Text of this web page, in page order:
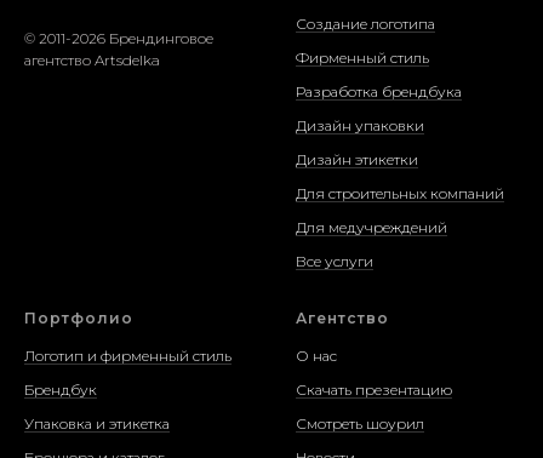
© 2011-2026 Брендинговое
агентство Artsdelka
Создание логотипа
Фирменный стиль
Разработка брендбука
Дизайн упаковки
Дизайн этикетки
Для строительных компаний
Для медучреждений
Все услуги
Портфолио
Логотип и фирменный стиль
Брендбук
Упаковка и этикетка
Агентство
О нас
Скачать презентацию
Смотреть шоурил